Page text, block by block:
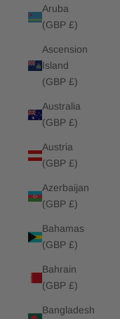
Aruba
(GBP £)
Ascension
Island
(GBP £)
Australia
(GBP £)
Austria
(GBP £)
Azerbaijan
(GBP £)
Bahamas
(GBP £)
Bahrain
(GBP £)
Bangladesh